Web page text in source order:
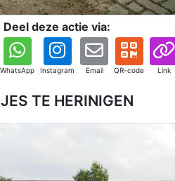
Deel deze actie via:
WhatsApp Instagram Email QR-code Link
TE HERINIGEN